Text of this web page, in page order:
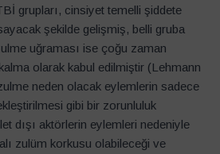
grupları, cinsiyet temelli şiddete
şekilde gelişmiş, belli gruba
uğraması ise çoğu zaman
olarak kabul edilmiştir (Lehmann
neden olacak eylemlerin sadece
gibi bir zorunluluk
dışı aktörlerin eylemleri nedeniyle
zulüm korkusu olabileceği ve